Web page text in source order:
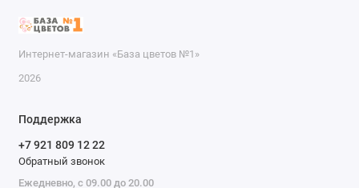
Интернет-магазин «База цветов №1»
2026
Поддержка
+7 921 809 12 22
Обратный звонок
Ежедневно, с 09.00 до 20.00